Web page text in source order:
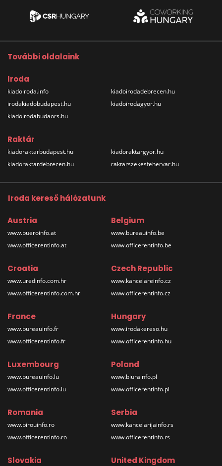
További oldalaink
Iroda
kiadoiroda.info
irodakiadobudapest.hu
kiadoirodabudaors.hu
kiadoirodadebrecen.hu
kiadoirodagyor.hu
Raktár
kiadoraktarbudapest.hu
kiadoraktardebrecen.hu
kiadoraktargyor.hu
raktarszekesfehervar.hu
Iroda kereső hálózatunk
Austria
www.bueroinfo.at
www.officerentinfo.at
Belgium
www.bureauinfo.be
www.officerentinfo.be
Croatia
www.uredinfo.com.hr
www.officerentinfo.com.hr
Czech Republic
www.kancelareinfo.cz
www.officerentinfo.cz
France
www.bureauinfo.fr
www.officerentinfo.fr
Hungary
www.irodakereso.hu
www.officerentinfo.hu
Luxembourg
www.bureauinfo.lu
www.officerentinfo.lu
Poland
www.biurainfo.pl
www.officerentinfo.pl
Romania
www.birouinfo.ro
www.officerentinfo.ro
Serbia
www.kancelarijainfo.rs
www.officerentinfo.rs
Slovakia United Kingdom